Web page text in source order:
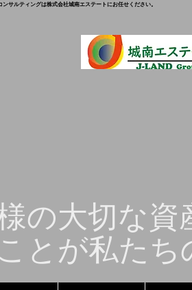
サルティングは株式会社城南エステートにお任せください。
の大切な資
とが私たち